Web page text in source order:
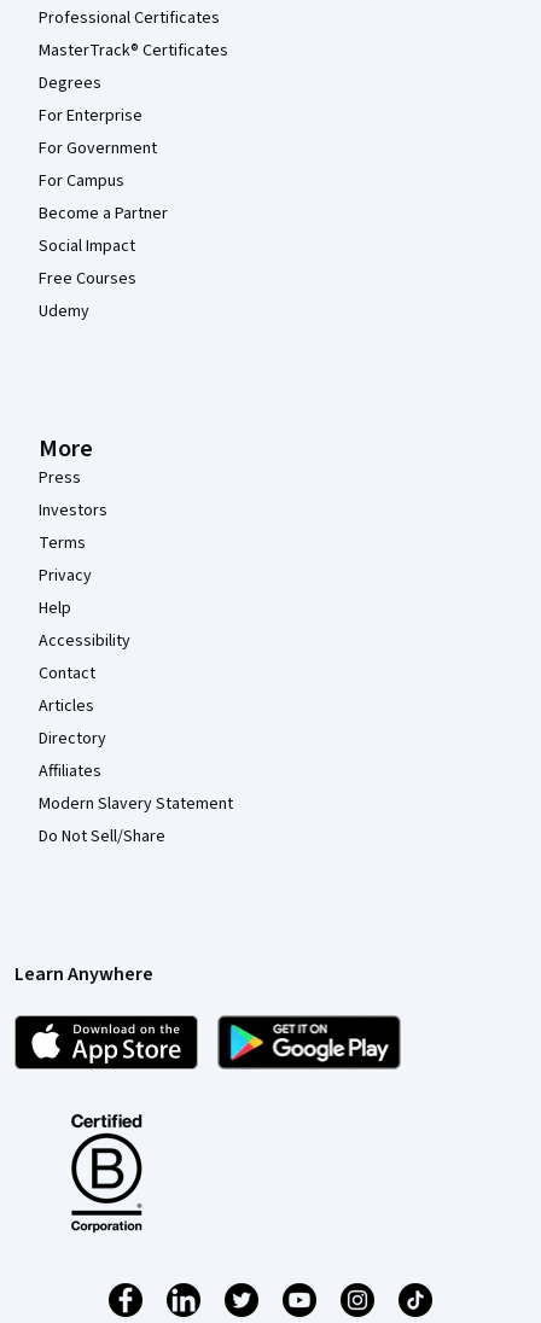
Professional Certificates
MasterTrack® Certificates
Degrees
For Enterprise
For Government
For Campus
Become a Partner
Social Impact
Free Courses
Udemy
More
Press
Investors
Terms
Privacy
Help
Accessibility
Contact
Articles
Directory
Affiliates
Modern Slavery Statement
Do Not Sell/Share
Learn Anywhere